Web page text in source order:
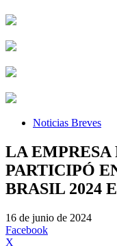
Noticias Breves
LA
PARTICIPÓ
BRASIL 2024
16 de junio de 2024
Facebook
X